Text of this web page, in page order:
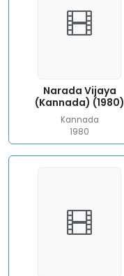
Narada Vijaya
(Kannada) (1980)
Kannada
1980